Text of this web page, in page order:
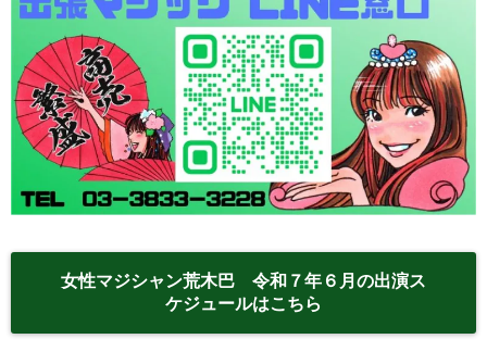
女性マジシャン荒木巴 令和７年６月の出演ス
ケジュールはこちら